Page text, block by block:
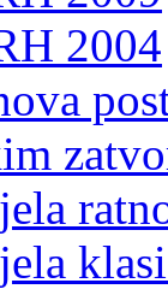
2004